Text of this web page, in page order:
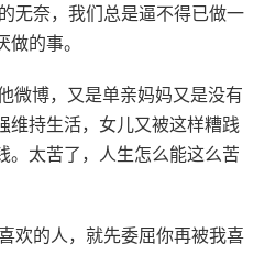
无奈，我们总是逼不得已做一
的事。
微博，又是单亲妈妈又是没有
维持生活，女儿又被这样糟践
。太苦了，人生怎么能这么苦
欢的人，就先委屈你再被我喜